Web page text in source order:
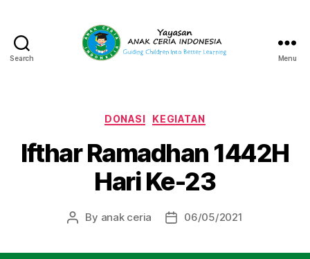
Search
Indonesia
Menu
Categories
DONASI KEGIATAN
Ifthar Ramadhan 1442H
Hari Ke-23
Post
By anak ceria
Post06/05/2021